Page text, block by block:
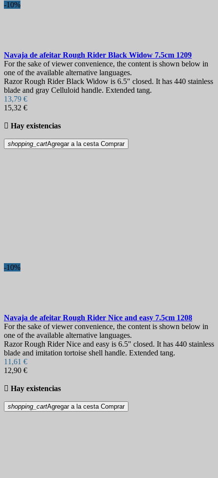
-10%
Navaja de afeitar Rough Rider Black Widow 7.5cm 1209
For the sake of viewer convenience, the content is shown below in
one of the available alternative languages.
Razor Rough Rider Black Widow is 6.5" closed. It has 440 stainless
blade and gray Celluloid handle. Extended tang.
13,79 €
15,32 €
 Hay existencias
shopping_cartAgregar a la cesta Comprar
-10%
Navaja de afeitar Rough Rider Nice and easy 7.5cm 1208
For the sake of viewer convenience, the content is shown below in
one of the available alternative languages.
Razor Rough Rider Nice and easy is 6.5" closed. It has 440 stainless
blade and imitation tortoise shell handle. Extended tang.
11,61 €
12,90 €
 Hay existencias
shopping_cartAgregar a la cesta Comprar